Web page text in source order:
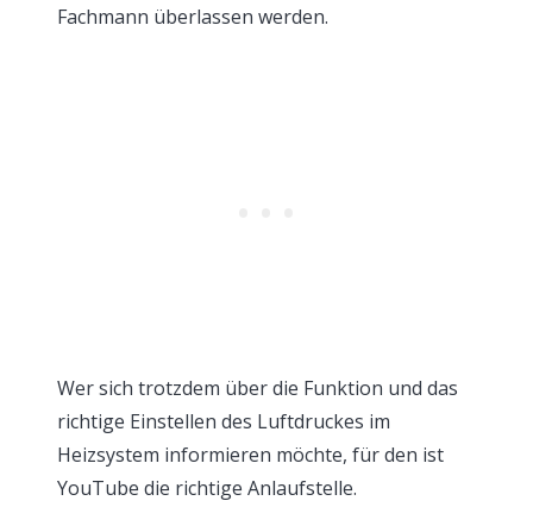
Fachmann überlassen werden.
Wer sich trotzdem über die Funktion und das
richtige Einstellen des Luftdruckes im
Heizsystem informieren möchte, für den ist
YouTube die richtige Anlaufstelle.